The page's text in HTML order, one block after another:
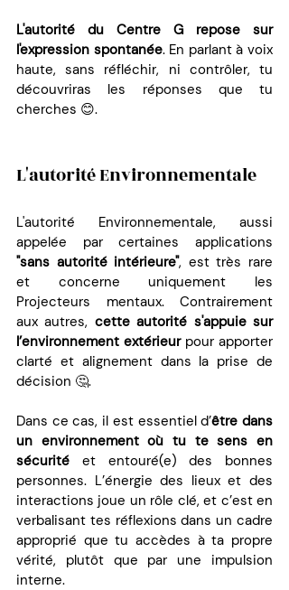
L'autorité du Centre G repose sur
l'expression spontanée. En parlant à voix
haute, sans réfléchir, ni contrôler, tu
découvriras les réponses que tu
cherches 😊.
L'autorité Environnementale
L'autorité Environnementale, aussi
"sans autorité intérieure", est très rare
et concerne uniquement les
Projecteurs mentaux. Contrairement
aux autres, cette autorité s'appuie sur
l’environnement extérieur pour apporter
clarté et alignement dans la prise de
décision 🤔.
Dans ce cas, il est essentiel d’être dans
un environnement où tu te sens en
sécurité et entouré(e) des bonnes
personnes. L’énergie des lieux et des
interactions joue un rôle clé, et c’est en
verbalisant tes réflexions dans un cadre
approprié que tu accèdes à ta propre
vérité, plutôt que par une impulsion
interne.